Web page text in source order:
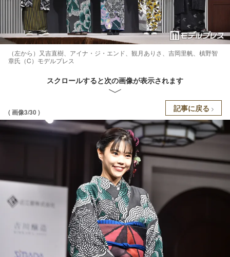
（左から）又吉直樹、アイナ・ジ・エンド、観月ありさ、吉岡里帆、槙野智
章氏（C）モデルプレス
スクロールすると次の画像が表示されます
( 画像3/30 ) 記事に戻る